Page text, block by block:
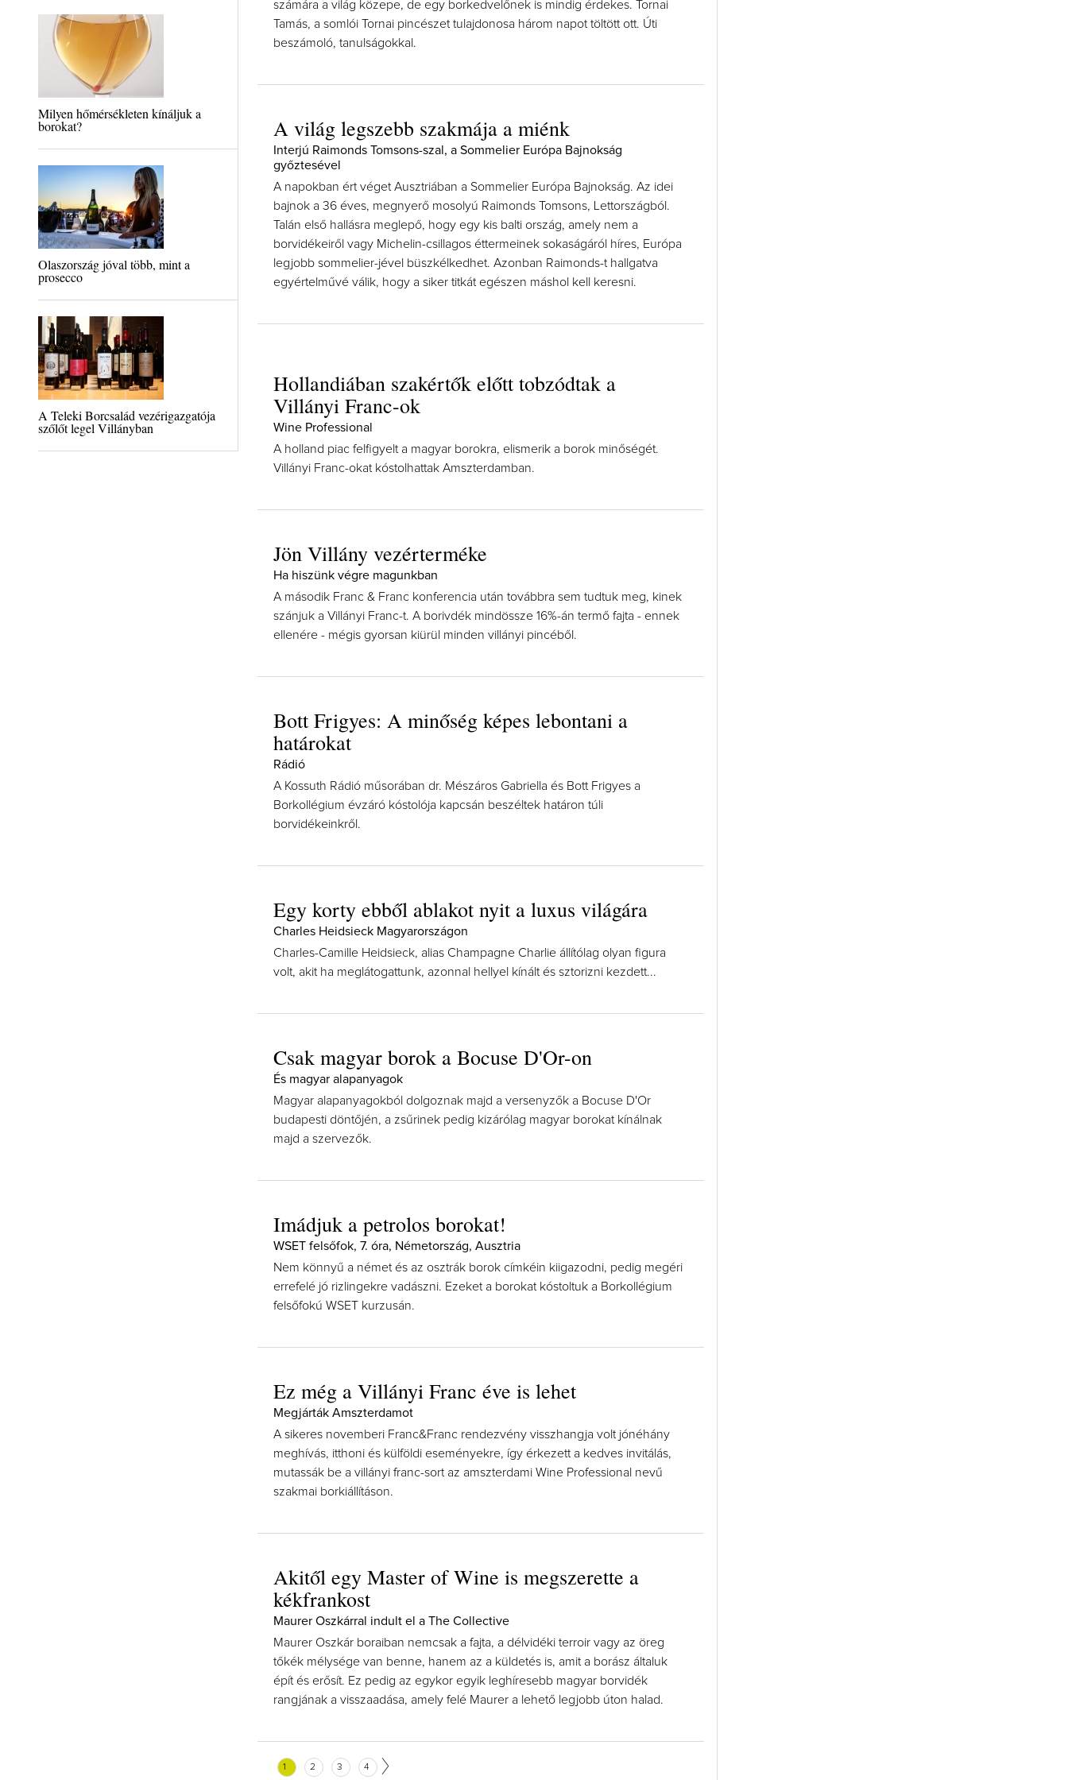
Milyen hőmérsékleten kínáljuk a
borokat?
Olaszország jóval több, mint a
prosecco
A Teleki Borcsalád vezérigazgatója
szőlőt legel Villányban
számára a világ közepe, de egy borkedvelőnek is mindig érdekes. Tornai
Tamás, a somlói Tornai pincészet tulajdonosa három napot töltött ott. Úti
beszámoló, tanulságokkal.
A világ legszebb szakmája a miénk
Interjú Raimonds Tomsons-szal, a Sommelier Európa Bajnokság
győztesével
A napokban ért véget Ausztriában a Sommelier Európa Bajnokság. Az idei
bajnok a 36 éves, megnyerő mosolyú Raimonds Tomsons, Lettországból.
Talán első hallásra meglepő, hogy egy kis balti ország, amely nem a
borvidékeiről vagy Michelin-csillagos éttermeinek sokaságáról híres, Európa
legjobb sommelier-jével büszkélkedhet. Azonban Raimonds-t hallgatva
egyértelművé válik, hogy a siker titkát egészen máshol kell keresni.
Hollandiában szakértők előtt tobzódtak a
Villányi Franc-ok
Wine Professional
A holland piac felfigyelt a magyar borokra, elismerik a borok minőségét.
Villányi Franc-okat kóstolhattak Amszterdamban.
Jön Villány vezérterméke
Ha hiszünk végre magunkban
A második Franc & Franc konferencia után továbbra sem tudtuk meg, kinek
szánjuk a Villányi Franc-t. A borivdék mindössze 16%-án termő fajta - ennek
ellenére - mégis gyorsan kiürül minden villányi pincéből.
Bott Frigyes: A minőség képes lebontani a
határokat
Rádió
A Kossuth Rádió műsorában dr. Mészáros Gabriella és Bott Frigyes a
Borkollégium évzáró kóstolója kapcsán beszéltek határon túli
borvidékeinkről.
Egy korty ebből ablakot nyit a luxus világára
Charles Heidsieck Magyarországon
Charles-Camille Heidsieck, alias Champagne Charlie állítólag olyan figura
volt, akit ha meglátogattunk, azonnal hellyel kínált és sztorizni kezdett...
Csak magyar borok a Bocuse D'Or-on
És magyar alapanyagok
Magyar alapanyagokból dolgoznak majd a versenyzők a Bocuse D'Or
budapesti döntőjén, a zsűrinek pedig kizárólag magyar borokat kínálnak
majd a szervezők.
Imádjuk a petrolos borokat!
WSET felsőfok, 7. óra, Németország, Ausztria
Nem könnyű a német és az osztrák borok címkéin kiigazodni, pedig megéri
errefelé jó rizlingekre vadászni. Ezeket a borokat kóstoltuk a Borkollégium
felsőfokú WSET kurzusán.
Ez még a Villányi Franc éve is lehet
Megjárták Amszterdamot
A sikeres novemberi Franc&Franc rendezvény visszhangja volt jónéhány
meghívás, itthoni és külföldi eseményekre, így érkezett a kedves invitálás,
mutassák be a villányi franc-sort az amszterdami Wine Professional nevű
szakmai borkiállításon.
Akitől egy Master of Wine is megszerette a
kékfrankost
Maurer Oszkárral indult el a The Collective
Maurer Oszkár boraiban nemcsak a fajta, a délvidéki terroir vagy az öreg
tőkék mélysége van benne, hanem az a küldetés is, amit a borász általuk
épít és erősít. Ez pedig az egykor egyik leghíresebb magyar borvidék
rangjának a visszaadása, amely felé Maurer a lehető legjobb úton halad.
1 2 3 4